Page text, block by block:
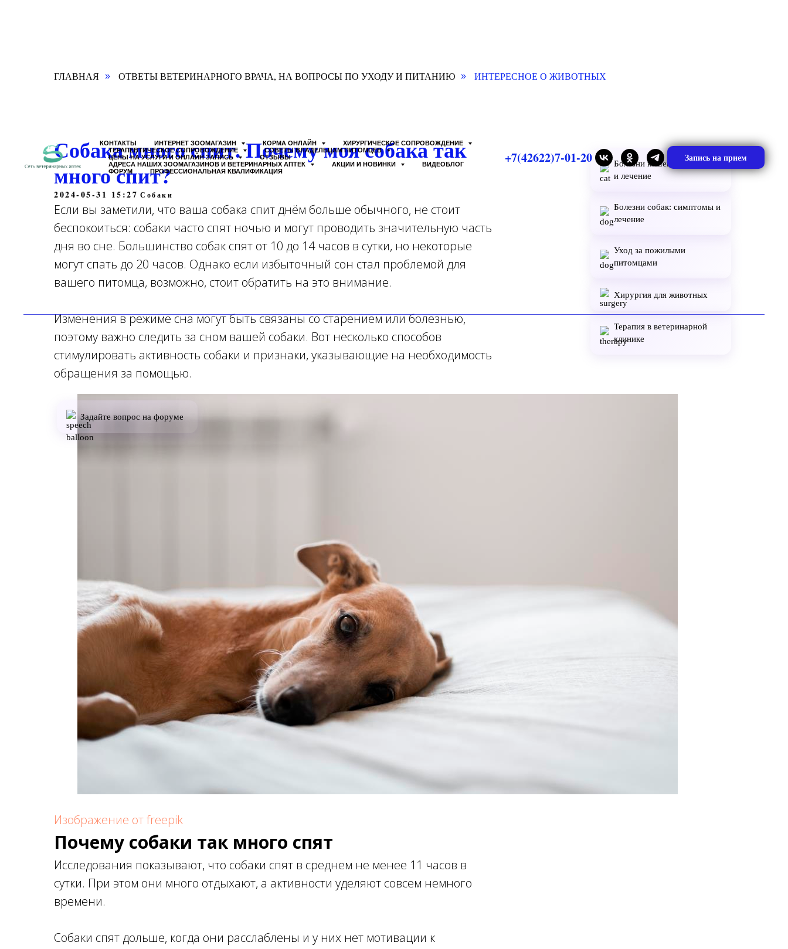
КОНТАКТЫ ИНТЕРНЕТ ЗООМАГАЗИН КОРМА ОНЛАЙН
ХИРУРГИЧЕСКОЕ СОПРОВОЖДЕНИЕ
ТЕРАПЕВТИЧЕСКОЕ СОПРОВОЖДЕНИЕ
СОВЕТЫ ВЛАДЕЛЬЦАМ ПИТОМЦЕВ
ЦЕНЫ НА УСЛУГИ И ОНЛАЙН ЗАПИСЬ
ОТЗЫВЫ
АДРЕСА НАШИХ ЗООМАГАЗИНОВ И ВЕТЕРИНАРНЫХ АПТЕК
АКЦИИ И НОВИНКИ
ВИДЕОБЛОГ
ФОРУМ
ПРОФЕССИОНАЛЬНАЯ КВАЛИФИКАЦИЯ
+7(42622)7-01-20 Запись на прием
ГЛАВНАЯ » ОТВЕТЫ ВЕТЕРИНАРНОГО ВРАЧА, НА ВОПРОСЫ ПО УХОДУ И ПИТАНИЮ » ИНТЕРЕСНОЕ О ЖИВОТНЫХ
Собака много спит. Почему моя собака так
много спит?
2024-05-31 15:27 Собаки
Если вы заметили, что ваша собака спит днём больше обычного, не стоит
беспокоиться: собаки часто спят ночью и могут проводить значительную часть
дня во сне. Большинство собак спят от 10 до 14 часов в сутки, но некоторые
могут спать до 20 часов. Однако если избыточный сон стал проблемой для
вашего питомца, возможно, стоит обратить на это внимание.
Изменения в режиме сна могут быть связаны со старением или болезнью,
поэтому важно следить за сном вашей собаки. Вот несколько способов
стимулировать активность собаки и признаки, указывающие на необходимость
обращения за помощью.
Изображение от freepik
Почему собаки так много спят
Исследования показывают, что собаки спят в среднем не менее 11 часов в
сутки. При этом они много отдыхают, а активности уделяют совсем немного
времени.
Собаки спят дольше, когда они расслаблены и у них нет мотивации к
Болезни кошек: симптомы
и лечение
Болезни собак: симптомы и
лечение
Уход за пожилыми
питомцами
Хирургия для животных
Терапия в ветеринарной
клинике
Задайте вопрос на форуме